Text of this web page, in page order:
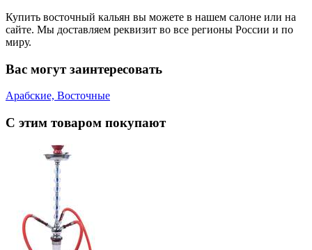
Купить восточный кальян вы можете в нашем салоне или на
сайте. Мы доставляем реквизит во все регионы России и по
миру.
Вас могут заинтересовать
Арабские, Восточные
С этим товаром покупают